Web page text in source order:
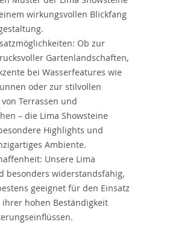
wirkungsvollen Blickfang
Ob zur
Gartenlandschaften,
bei Wasserfeatures wie
oder zur stilvollen
Terrassen und
– die Lima Showsteine
Highlights und
Ambiente.
Unsere Lima
besonders widerstandsfähig,
geeignet für den Einsatz
ihrer hohen Beständigkeit